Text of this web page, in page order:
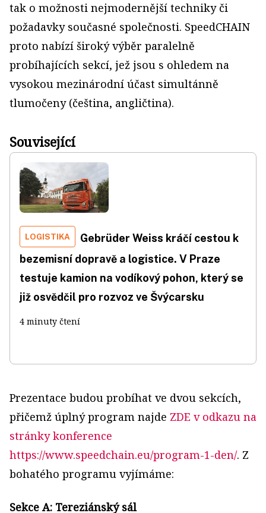
tak o možnosti nejmodernější techniky či
požadavky současné společnosti. SpeedCHAIN
proto nabízí široký výběr paralelně
probíhajících sekcí, jež jsou s ohledem na
vysokou mezinárodní účast simultánně
tlumočeny (čeština, angličtina).
Související
LOGISTIKA
Gebrüder Weiss kráčí cestou k
bezemisní dopravě a logistice. V Praze
testuje kamion na vodíkový pohon, který se
již osvědčil pro rozvoz ve Švýcarsku
4 minuty čtení
Prezentace budou probíhat ve dvou sekcích,
přičemž úplný program najde ZDE v odkazu na
stránky konference
https://www.speedchain.eu/program-1-den/. Z
bohatého programu vyjímáme:
Sekce A: Tereziánský sál